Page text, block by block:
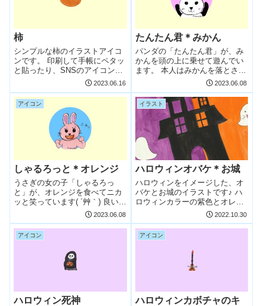
柿
シンプルな柿のイラストアイコ
ンです。 印刷して手帳にペタッ
と貼ったり、SNSのアイコンや
プロフィール画像にしてみたり♪
【無料イラスト】柿 個人で楽し
む範囲でのみ、ご利用いただけ
るフリーアイコンです。 また、
2023.06.16
たんたん君＊みかん
パンダの「たんたん君」が、み
かんを頭の上に乗せて遊んでい
ます。 本人はみかんを落とさな
いよう頑張っていますが…はた
りして…？(´▽｀) 【無料イラス
ト】たんたん君＊みかん 個人で
楽しむ範囲でのみ、ご利用いた
だける...
2023.06.08
アイコン
しゃるろっと＊オレンジ
うさぎの女の子「しゃるろっ
と」が、オレンジを食べてニカ
ッと笑っています( ´艸｀) 良い子
はマネしないでくださいね♡
【無料イラスト】しゃるろっと
＊オレンジ 個人で楽しむ範囲で
のみ、ご利用いただけるフリー
アイコンです。 また、Instagr...
2023.06.08
イラスト
ハロウィンオバケ＊お城
ハロウィンをイメージした、オ
バケとお城のイラストです♪ ハ
ロウィンカラーの紫色とオレン
ジ色、黒色の空間…ちょっと可
愛いような怖いような不思議な
世界へと誘います👻 【無料イラ
スト】ハロウィンオバケ＊お城
個人で楽しむ範囲でのみ、ご利
2022.10.30
アイコン
ハロウィン死神
アイコン
ハロウィンカボチャのキ